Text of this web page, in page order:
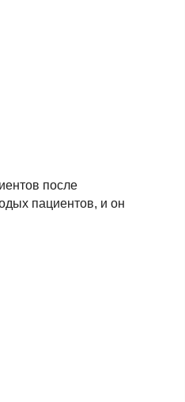
после
пациентов, и он